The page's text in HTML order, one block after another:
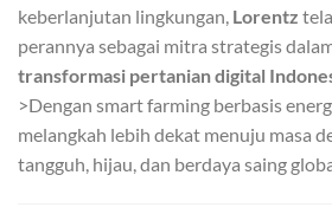
keberlanjutan lingkungan, Lorentz
perannya sebagai mitra strategis
transformasi pertanian digital
>Dengan smart farming berbasis
melangkah lebih dekat menuju masa
tangguh, hijau, dan berdaya saing